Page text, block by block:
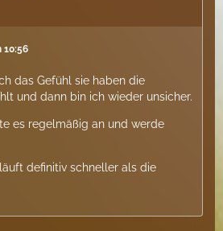
10:56
das Gefühl sie haben die
und dann bin ich wieder unsicher.
es regelmäßig an und werde
definitiv schneller als die